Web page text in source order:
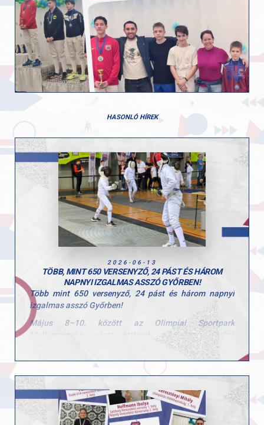
HASONLÓ HÍREK
2026-06-13
TÖBB, MINT 650 VERSENYZŐ, 24 PÁST ÉS HÁROM
NAPNYI IZGALMAS ASSZÓ GYŐRBEN!
Több mint 650 versenyző, 24 pást és három napnyi
izgalmas asszó Győrben!
Május 8–10. között az Olimpiai Sportpark
Multicsarnoka adott otthont a Kulcsár Győző
Körverseny Országos Utánpótlás Párbajtőr Verseny 5.
fordulójának, amely az ország egyik legjelentősebb
A rangos eseményen 656 versenyző lépett pástra négy
korosztályban, több mint 30 hazai egyesület, valamint
ukrán, szerb, román és szlovák klubok képviseletében. A